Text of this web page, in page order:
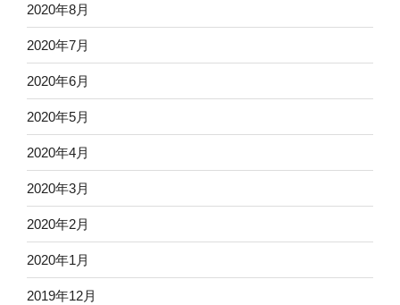
2020年8月
2020年7月
2020年6月
2020年5月
2020年4月
2020年3月
2020年2月
2020年1月
2019年12月